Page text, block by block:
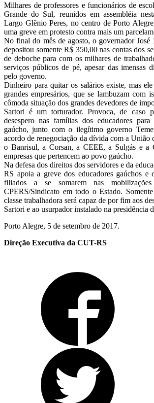
Milhares de professores e funcionários de
Grande do Sul, reunidos em assembléia
Largo Glênio Peres, no centro de Porto
uma greve em protesto contra mais um
No final do mês de agosto, o governador
depositou somente R$ 350,00 nas contas dos
de deboche para com os milhares de
serviços públicos de pé, apesar das imensas
pelo governo.
Dinheiro para quitar os salários existe, mas
grandes empresários, que se lambuzam com
cômoda situação dos grandes devedores de
Sartori é um torturador. Provoca, de caso
desespero nas famílias dos educadores
gaúcho, junto com o ilegítimo governo
acordo de renegociação da dívida com a União
o Banrisul, a Corsan, a CEEE, a Sulgás e a
empresas que pertencem ao povo gaúcho.
Na defesa dos direitos dos servidores e da
RS apoia a greve dos educadores gaúchos e
filiados a se somarem nas mobilizações
CPERS/Sindicato em todo o Estado.
classe trabalhadora será capaz de por fim aos
Sartori e ao usurpador instalado na presidência
Porto Alegre, 5 de setembro de 2017.
Direção Executiva da CUT-RS